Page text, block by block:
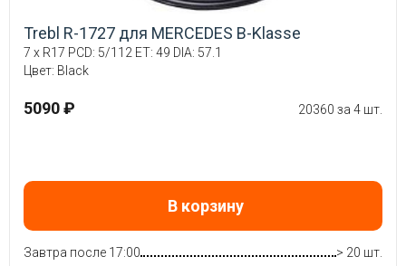
Trebl R-1727 для MERCEDES B-Klasse
7 x R17 PCD: 5/112 ET: 49 DIA: 57.1
Цвет: Black
5090 ₽ 20360 за 4 шт.
В корзину
Завтра после 17:00 > 20 шт.